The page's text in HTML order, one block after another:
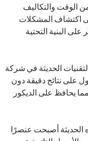
من الوقت والتكاليف
اكتشاف المشكلات
البنية التحتية
الحديثة في شركة
على نتائج دقيقة دون
يحافظ على الديكور
الحديثة أصبحت عنصرًا